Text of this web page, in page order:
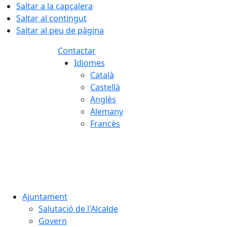
Saltar a la capçalera
Saltar al contingut
Saltar al peu de pàgina
Contactar
Idiomes
Català
Castellà
Anglès
Alemany
Francès
Ajuntament
Salutació de l'Alcalde
Govern